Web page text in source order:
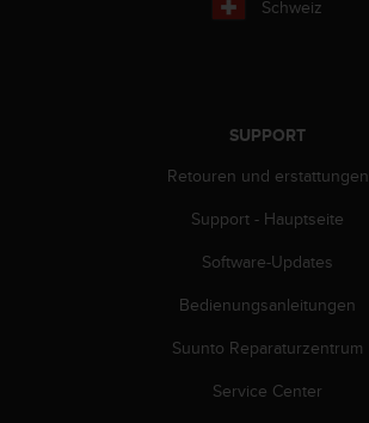
Schweiz
SUPPORT
Retouren und erstattungen
Support - Hauptseite
Software-Updates
Bedienungsanleitungen
Suunto Reparaturzentrum
Service Center